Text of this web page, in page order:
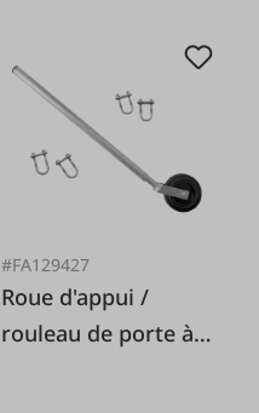
#FA129427
Roue d'appui /
rouleau de porte à